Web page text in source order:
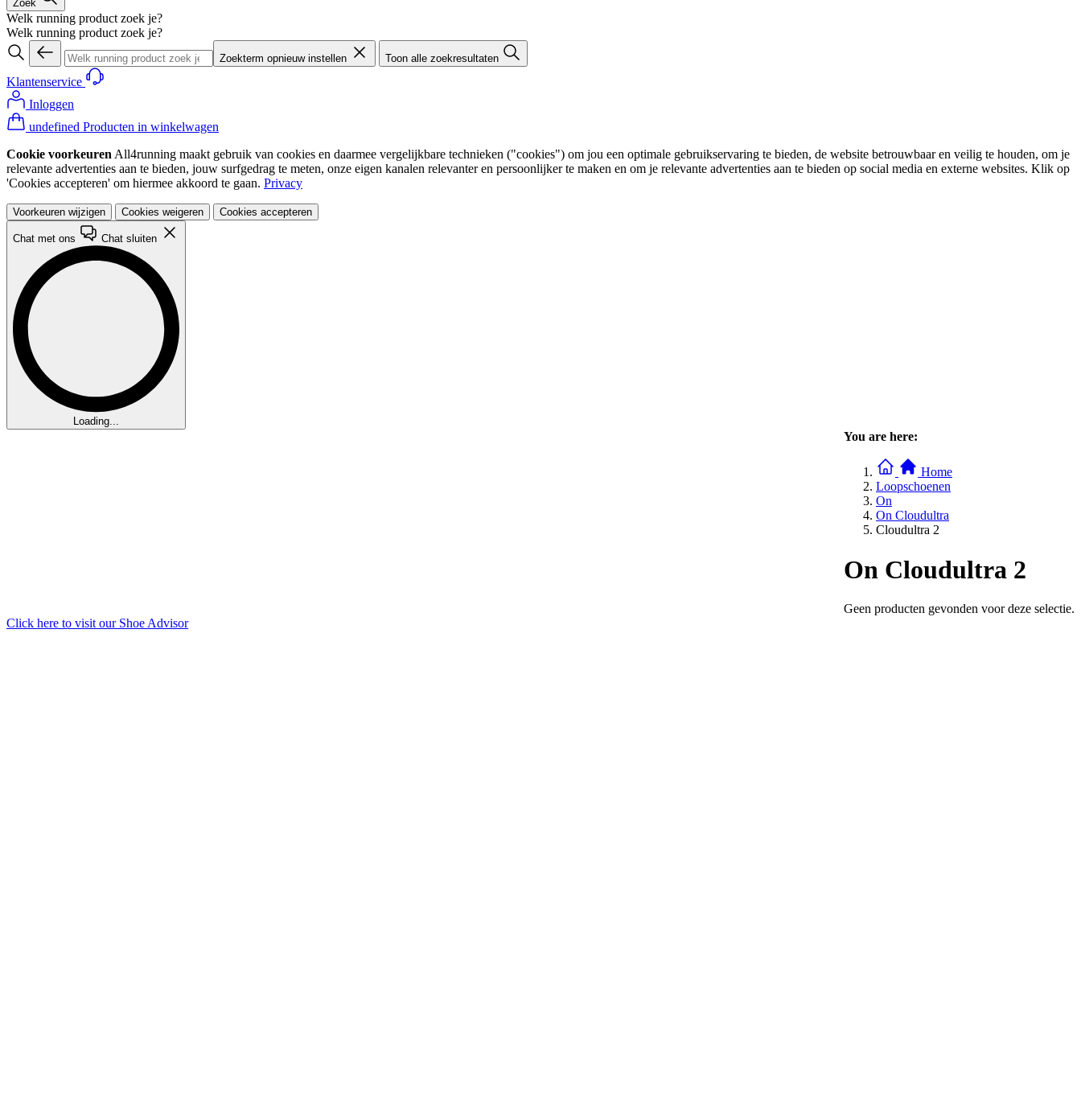
Zoek
Welk running product zoek je?
Welk running product zoek je?
Zoekterm opnieuw instellen Toon alle zoekresultaten
Klantenservice
Inloggen
undefined Producten in winkelwagen
Cookie voorkeuren All4running maakt gebruik van cookies en daarmee vergelijkbare technieken ("cookies") om jou een optimale gebruikservaring te bieden, de website betrouwbaar en veilig te houden, om je
relevante advertenties aan te bieden, jouw surfgedrag te meten, onze eigen kanalen relevanter en persoonlijker te maken en om je relevante advertenties aan te bieden op social media en externe websites. Klik op
'Cookies accepteren' om hiermee akkoord te gaan. Privacy
Voorkeuren wijzigen Cookies weigeren Cookies accepteren
Chat met ons Chat sluiten
Loading...
You are here:
Home
Loopschoenen
On
On Cloudultra
Cloudultra 2
On Cloudultra 2
Geen producten gevonden voor deze selectie.
Click here to visit our Shoe Advisor